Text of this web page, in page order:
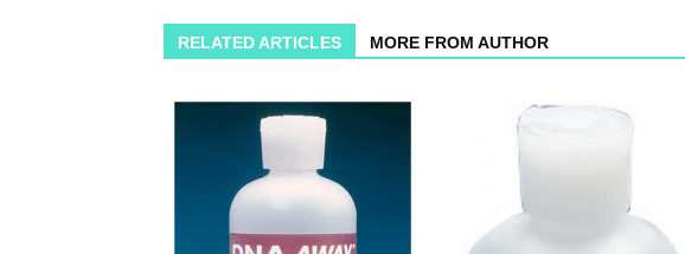
RELATED ARTICLES MORE FROM AUTHOR